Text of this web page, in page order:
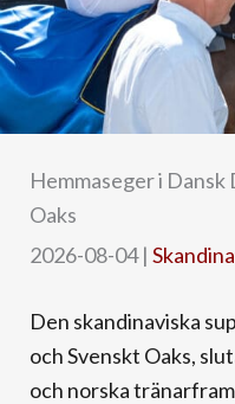
Hemmaseger i Dansk
Oaks
2026-08-04|
Den skandinaviska
och Svenskt Oaks,
och norska